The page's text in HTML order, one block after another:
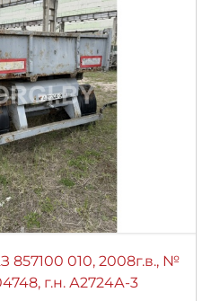
010, 2008г.в., №
г.н. А2724А-3